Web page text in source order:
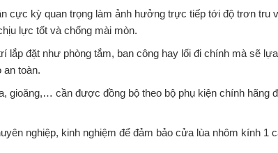
cực kỳ quan trọng làm ảnh hưởng trực tiếp tới độ trơn tru
lực tốt và chống mài mòn.
lắp đặt như phòng tắm, ban công hay lối đi chính mà sẽ
toàn.
gioăng,… cần được đồng bộ theo bộ phụ kiện chính hãng
nghiệp, kinh nghiệm để đảm bảo cửa lùa nhôm kính 1